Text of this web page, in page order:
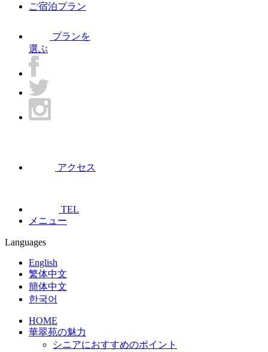
ご宿泊プラン
プランを
選ぶ
アクセス
TEL
メニュー
Languages
English
繁体中文
簡体中文
한국어
HOME
華翠苑の魅力
シニアにおすすめのポイント